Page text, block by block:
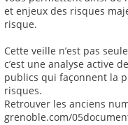
et enjeux des risques
risque.
Cette veille n’est pas
c’est une analyse active
publics qui façonnent la
risques.
Retrouver les anciens
grenoble.com/